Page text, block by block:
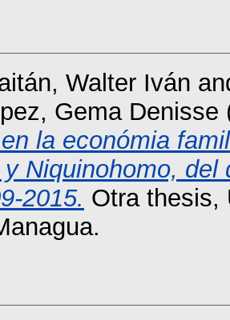
Walter Iván
Gema Denisse
la económia
Niquinohomo,
2015. Otra thesis,